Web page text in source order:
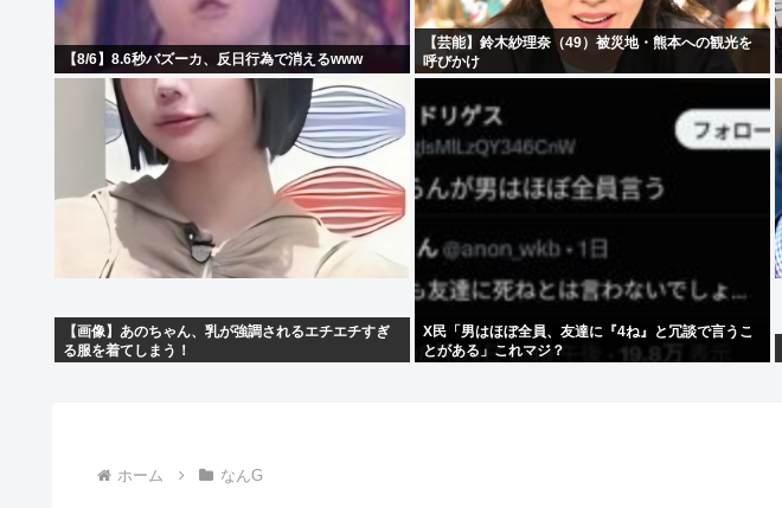
【8/6】8.6秒バズーカ、反日行為で消えるwww
【芸能】鈴木紗理奈（49）被災地・熊本への観光を
呼びかけ
【画像】あのちゃん、乳が強調されるエチエチすぎ
る服を着てしまう！
X民「男はほぼ全員、友達に『4ね』と冗談で言うこ
とがある」これマジ？
ホーム なんG